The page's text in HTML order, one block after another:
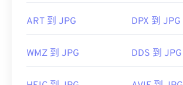
開發者： 聯合圖像專家群組
ART 到 JPG DPX 到 JPG
WMZ 到 JPG DDS 到 JPG